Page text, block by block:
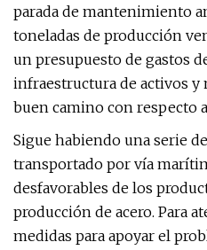
parada de mantenimiento
toneladas de producción
un presupuesto de gastos
infraestructura de activos y
buen camino con respecto
Sigue habiendo una serie
transportado por vía
desfavorables de los
producción de acero. Para
medidas para apoyar el